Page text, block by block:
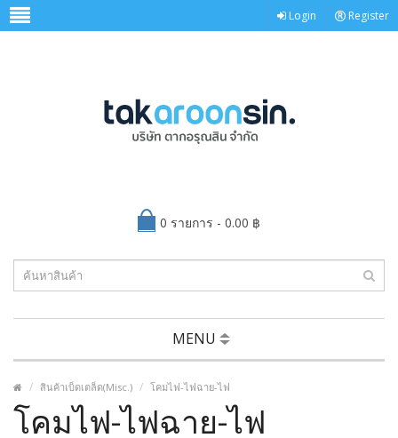
Login Register
0 รายการ - 0.00 ฿
MENU
สินค้าเบ็ดเตล็ด(Misc.) โคมไฟ-ไฟฉาย-ไฟ
โคมไฟ-ไฟฉาย-ไฟ